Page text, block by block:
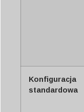
Konfiguracja
standardowa